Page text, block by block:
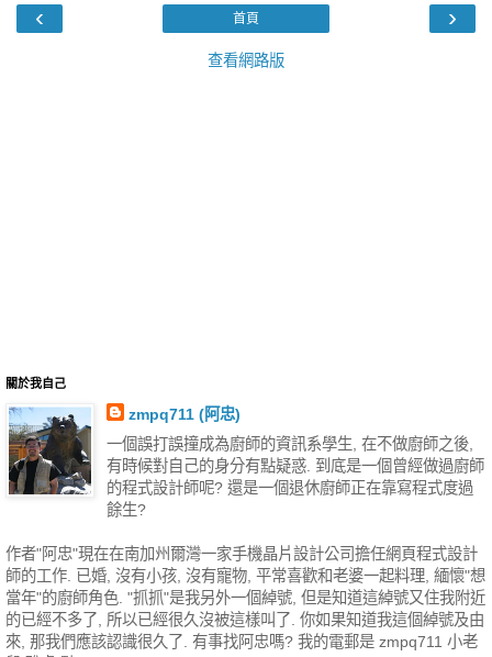
‹ ›
首頁
查看網路版
關於我自己
zmpq711 (阿忠)
一個誤打誤撞成為廚師的資訊系學生, 在不做廚師之後,
有時候對自己的身分有點疑惑. 到底是一個曾經做過廚師
的程式設計師呢? 還是一個退休廚師正在靠寫程式度過
餘生?
作者"阿忠"現在在南加州爾灣一家手機晶片設計公司擔任網頁程式設計
師的工作. 已婚, 沒有小孩, 沒有寵物, 平常喜歡和老婆一起料理, 緬懷"想
當年"的廚師角色. "抓抓"是我另外一個綽號, 但是知道這綽號又住我附近
的已經不多了, 所以已經很久沒被這樣叫了. 你如果知道我這個綽號及由
來, 那我們應該認識很久了. 有事找阿忠嗎? 我的電郵是 zmpq711 小老